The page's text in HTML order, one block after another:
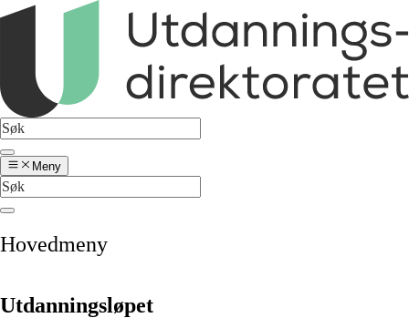
Meny
Hovedmeny
Utdanningsløpet